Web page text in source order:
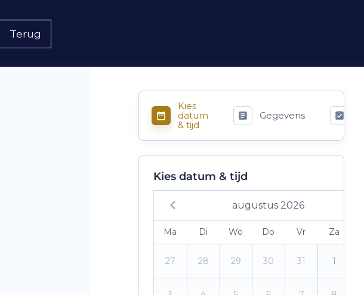
Terug
Kies
datum
& tijd
Gegevens
Kies datum & tijd
augustus 2026
Ma Di Wo Do Vr Za
27 28 29 30 31 1